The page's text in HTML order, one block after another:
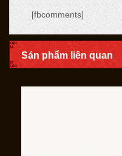
[fbcomments]
Sản phẩm liên quan